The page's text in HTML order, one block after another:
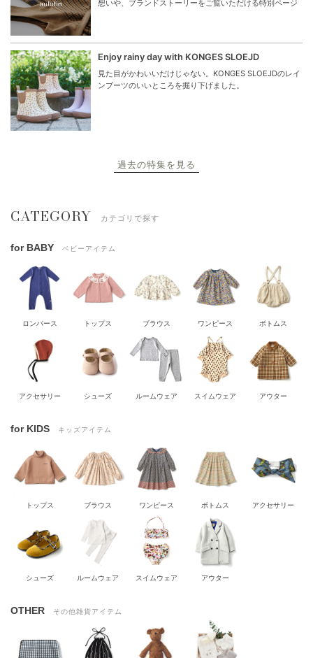
想いや、ブランドストーリーをご覧いただける特別ページ
Enjoy rainy day with KONGES SLOEJD
見た目がかわいいだけじゃない。KONGES SLOEJDのレイ
ンブーツのいいところを掘り下げました。
過去の特集を見る
CATEGORY カテゴリで探す
for BABY ベビーアイテム
ロンパース トップス ブラウス ワンピース ボトムス
アクセサリー シューズ ルームウェア スイムウェア アウター
for KIDS キッズアイテム
トップス ブラウス ワンピース ボトムス アクセサリー
シューズ ルームウェア スイムウェア アウター
OTHER その他雑貨アイテム